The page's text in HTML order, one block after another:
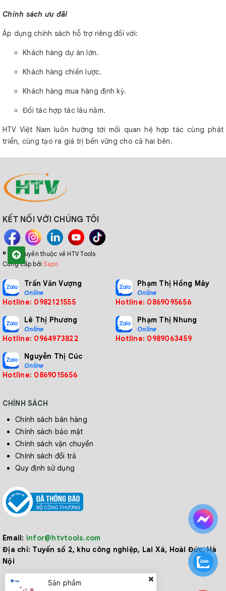
Chính sách ưu đãi
Áp dụng chính sách hỗ trợ riêng đối với:
Khách hàng dự án lớn.
Khách hàng chiến lược.
Khách hàng mua hàng định kỳ.
Đối tác hợp tác lâu năm.
HTV Việt Nam luôn hướng tới mối quan hệ hợp tác cùng phát
triển, cùng tạo ra giá trị bền vững cho cả hai bên.
KẾT NỐI VỚI CHÚNG TÔI
© Bản quyền thuộc về HTV Tools
Cung cấp bởiSapo
Trần Văn Vượng
Online
Hotline: 0982121555
Phạm Thị Hồng Mây
Online
Hotline: 0869095656
Lê Thị Phương
Online
Hotline: 0964973822
Phạm Thị Nhung
Online
Hotline: 0989063459
Nguyễn Thị Cúc
Online
Hotline: 0869015656
CHÍNH SÁCH
Chính sách bán hàng
Chính sách bảo mật
Chính sách vận chuyển
Chính sách đổi trả
Quy định sử dụng
Email: infor@htvtools.com
Địa chỉ: Tuyến số 2, khu công nghiệp, Lai Xá, Hoài Đức, Hà
Nội
Sản phẩm